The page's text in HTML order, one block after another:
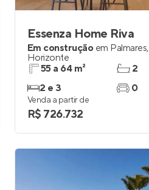
Essenza Home Riva
Em construção em Palmares,
Horizonte
55 a 64 m²
2 e 3
2
0
Venda a partir de
R$ 726.732